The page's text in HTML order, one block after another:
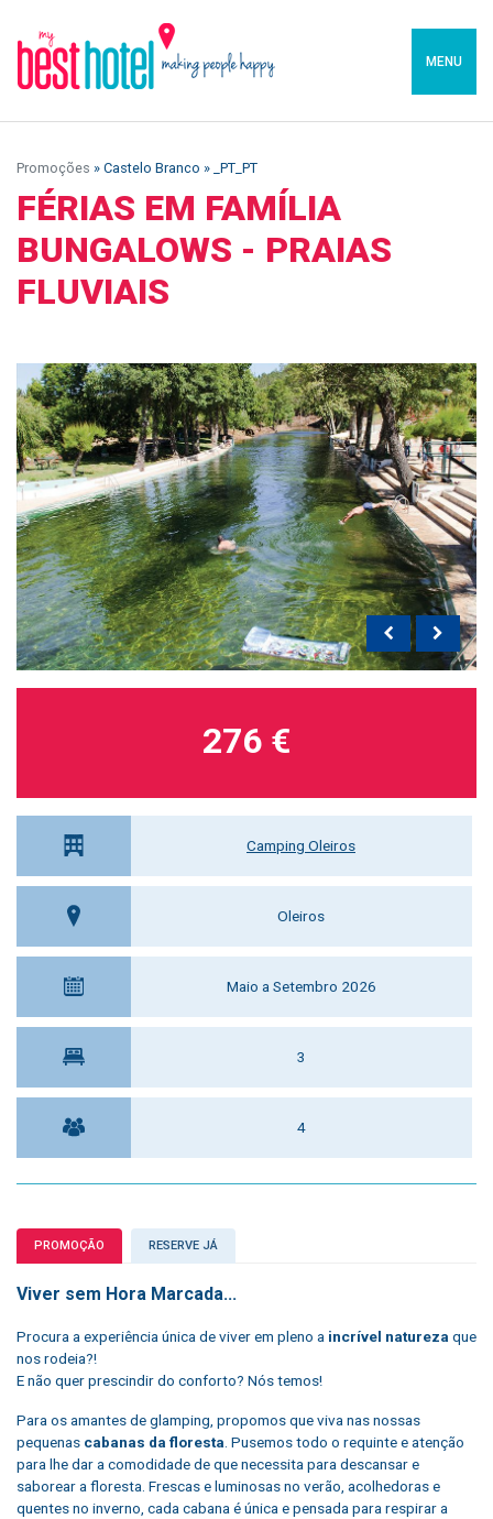
MENU
Promoções » Castelo Branco » _PT_PT
FÉRIAS EM FAMÍLIA
BUNGALOWS - PRAIAS
FLUVIAIS
Camping Oleiros
Oleiros
Maio a Setembro 2026
3
4
276 €
PROMOÇÃO RESERVE JÁ
Viver sem Hora Marcada...
Procura a experiência única de viver em pleno a incrível natureza que
nos rodeia?!
E não quer prescindir do conforto? Nós temos!
Para os amantes de glamping, propomos que viva nas nossas
pequenas cabanas da floresta . Pusemos todo o requinte e atenção
para lhe dar a comodidade de que necessita para descansar e
saborear a floresta. Frescas e luminosas no verão, acolhedoras e
quentes no inverno, cada cabana é única e pensada para respirar a